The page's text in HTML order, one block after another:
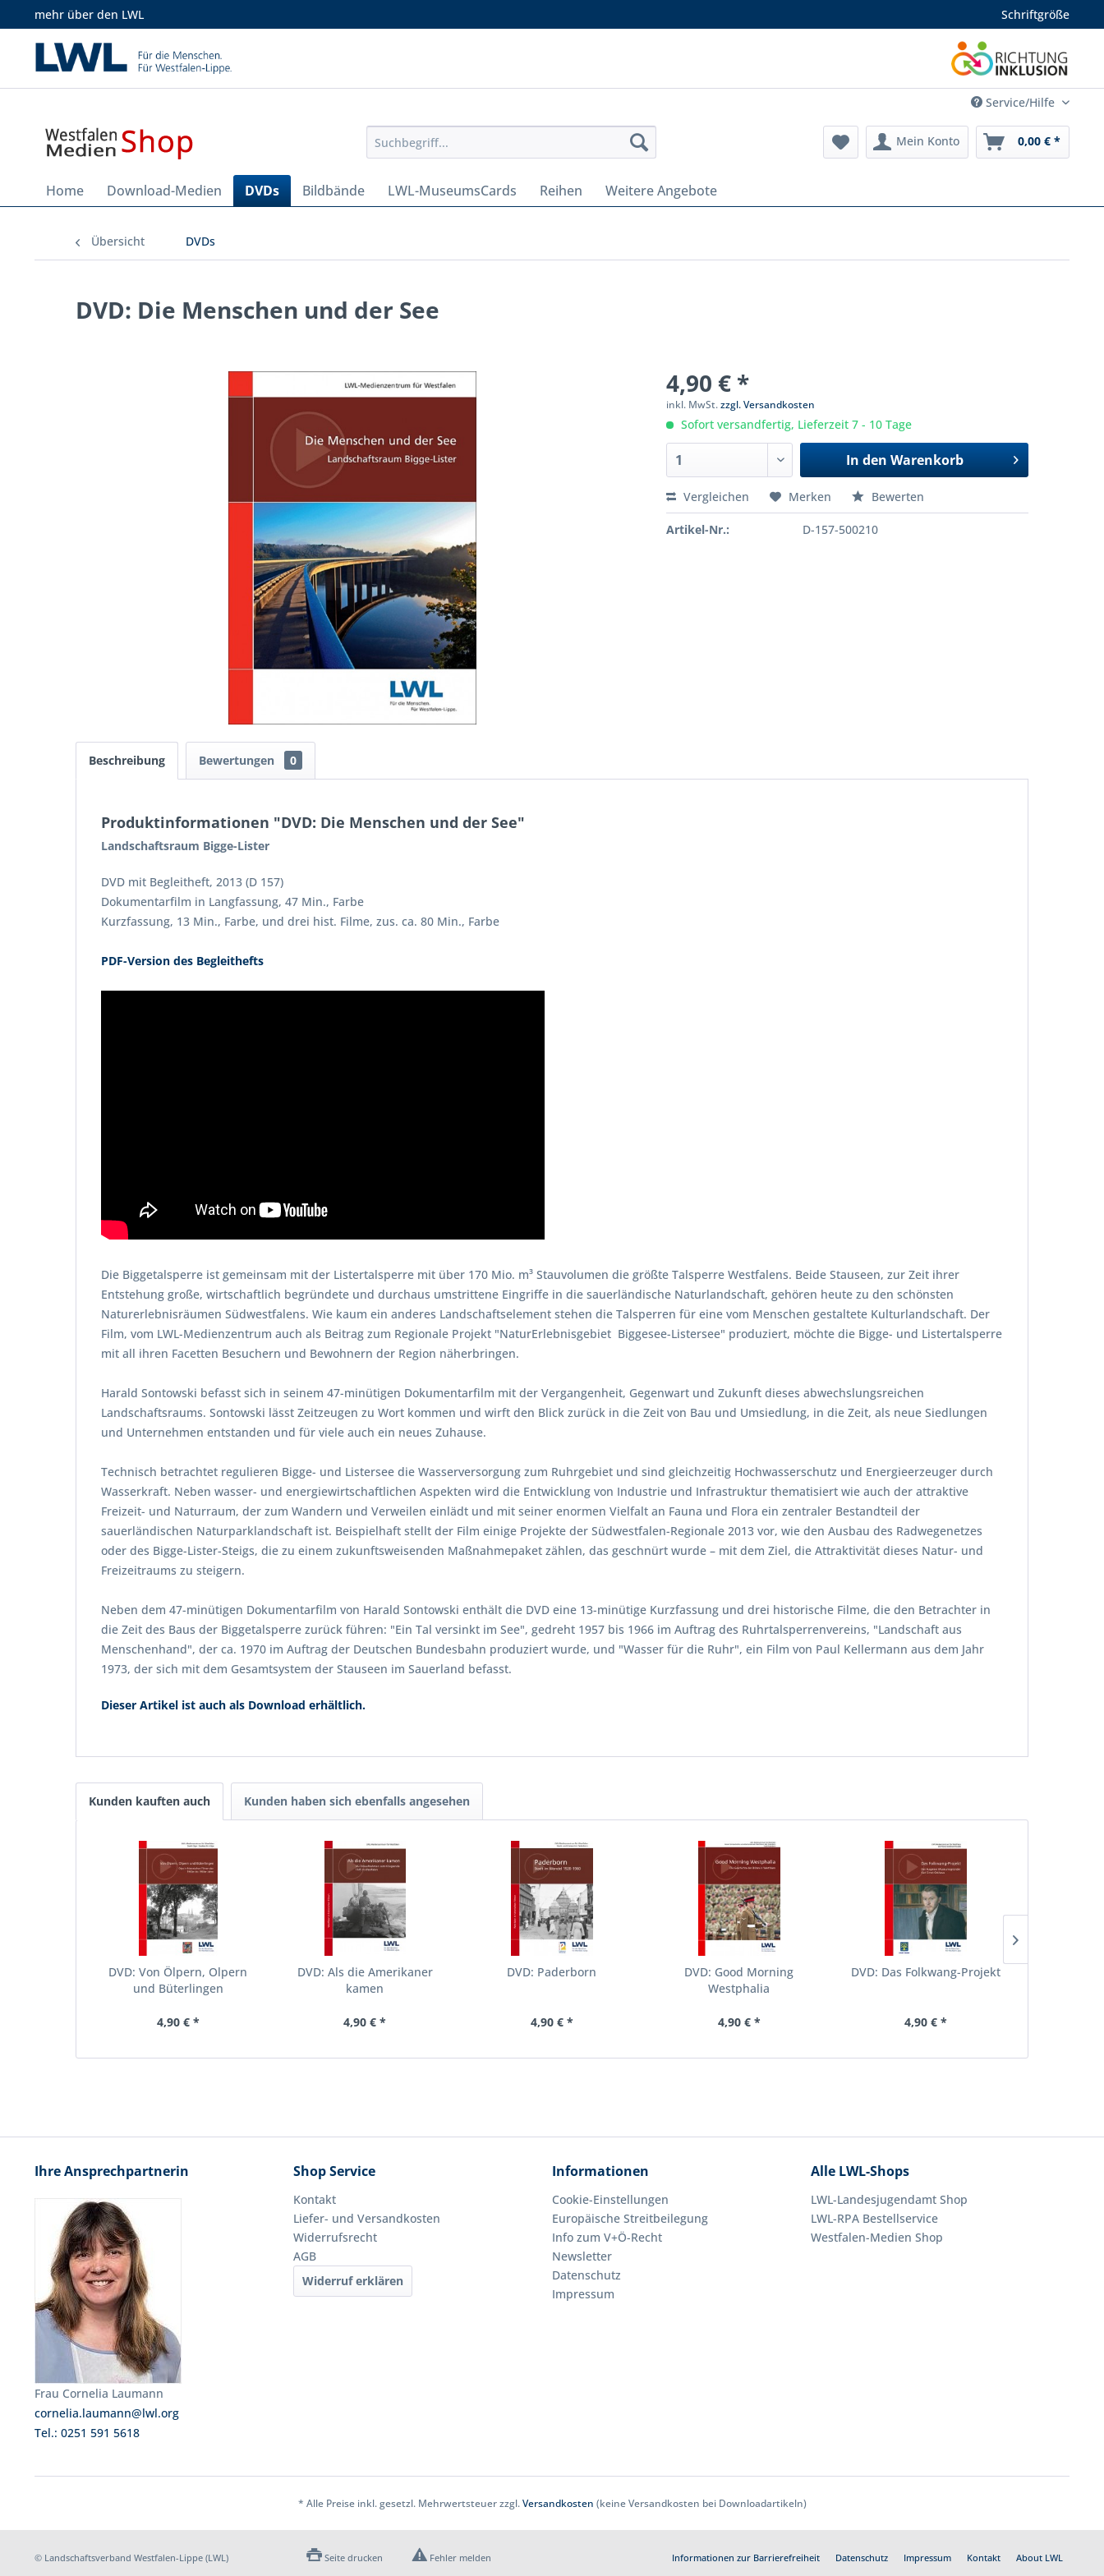
mehr über den LWL Schriftgröße
Service/Hilfe
Mein Konto 0,00 € *
Home Download-Medien DVDs Bildbände LWL-MuseumsCards Reihen Weitere Angebote
Übersicht DVDs
DVD: Die Menschen und der See
4,90 € *
inkl. MwSt.zzgl. Versandkosten
Sofort versandfertig, Lieferzeit 7 - 10 Tage
In den Warenkorb
Vergleichen Merken Bewerten
Artikel-Nr.: D-157-500210
Beschreibung Bewertungen 0
Produktinformationen "DVD: Die Menschen und der See"
Landschaftsraum Bigge-Lister
DVD mit Begleitheft, 2013 (D 157)
Dokumentarfilm in Langfassung, 47 Min., Farbe
Kurzfassung, 13 Min., Farbe, und drei hist. Filme, zus. ca. 80 Min., Farbe
PDF-Version des Begleithefts
Die Biggetalsperre ist gemeinsam mit der Listertalsperre mit über 170 Mio. m³ Stauvolumen die größte Talsperre Westfalens. Beide Stauseen, zur Zeit ihrer
Entstehung große, wirtschaftlich begründete und durchaus umstrittene Eingriffe in die sauerländische Naturlandschaft, gehören heute zu den schönsten
Naturerlebnisräumen Südwestfalens. Wie kaum ein anderes Landschaftselement stehen die Talsperren für eine vom Menschen gestaltete Kulturlandschaft. Der
Film, vom LWL-Medienzentrum auch als Beitrag zum Regionale Projekt "NaturErlebnisgebiet Biggesee-Listersee" produziert, möchte die Bigge- und Listertalsperre
mit all ihren Facetten Besuchern und Bewohnern der Region näherbringen.
Harald Sontowski befasst sich in seinem 47-minütigen Dokumentarfilm mit der Vergangenheit, Gegenwart und Zukunft dieses abwechslungsreichen
Landschaftsraums. Sontowski lässt Zeitzeugen zu Wort kommen und wirft den Blick zurück in die Zeit von Bau und Umsiedlung, in die Zeit, als neue Siedlungen
und Unternehmen entstanden und für viele auch ein neues Zuhause.
Technisch betrachtet regulieren Bigge- und Listersee die Wasserversorgung zum Ruhrgebiet und sind gleichzeitig Hochwasserschutz und Energieerzeuger durch
Wasserkraft. Neben wasser- und energiewirtschaftlichen Aspekten wird die Entwicklung von Industrie und Infrastruktur thematisiert wie auch der attraktive
Freizeit- und Naturraum, der zum Wandern und Verweilen einlädt und mit seiner enormen Vielfalt an Fauna und Flora ein zentraler Bestandteil der
sauerländischen Naturparklandschaft ist. Beispielhaft stellt der Film einige Projekte der Südwestfalen-Regionale 2013 vor, wie den Ausbau des Radwegenetzes
oder des Bigge-Lister-Steigs, die zu einem zukunftsweisenden Maßnahmepaket zählen, das geschnürt wurde – mit dem Ziel, die Attraktivität dieses Natur- und
Freizeitraums zu steigern.
Neben dem 47-minütigen Dokumentarfilm von Harald Sontowski enthält die DVD eine 13-minütige Kurzfassung und drei historische Filme, die den Betrachter in
die Zeit des Baus der Biggetalsperre zurück führen: "Ein Tal versinkt im See", gedreht 1957 bis 1966 im Auftrag des Ruhrtalsperrenvereins, "Landschaft aus
Menschenhand", der ca. 1970 im Auftrag der Deutschen Bundesbahn produziert wurde, und "Wasser für die Ruhr", ein Film von Paul Kellermann aus dem Jahr
1973, der sich mit dem Gesamtsystem der Stauseen im Sauerland befasst.
Dieser Artikel ist auch als Download erhältlich.
Kunden kauften auch Kunden haben sich ebenfalls angesehen
DVD: Von Ölpern, Olpern
und Büterlingen
4,90 € *
DVD: Als die Amerikaner
kamen
4,90 € *
DVD: Paderborn
4,90 € *
DVD: Good Morning
Westphalia
4,90 € *
DVD: Das Folkwang-Projekt
4,90 € *
Ihre Ansprechpartnerin
Frau Cornelia Laumann
cornelia.laumann@lwl.org
Tel.: 0251 591 5618
Shop Service
Kontakt
Liefer- und Versandkosten
Widerrufsrecht
AGB
Widerruf erklären
Informationen
Cookie-Einstellungen
Europäische Streitbeilegung
Info zum V+Ö-Recht
Newsletter
Datenschutz
Impressum
Alle LWL-Shops
LWL-Landesjugendamt Shop
LWL-RPA Bestellservice
Westfalen-Medien Shop
* Alle Preise inkl. gesetzl. Mehrwertsteuer zzgl.Versandkosten (keine Versandkosten bei Downloadartikeln)
© Landschaftsverband Westfalen-Lippe (LWL) Seite drucken Fehler melden Informationen zur Barrierefreiheit Datenschutz Impressum Kontakt About LWL